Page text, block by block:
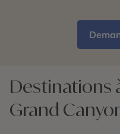
Destinations
Grand